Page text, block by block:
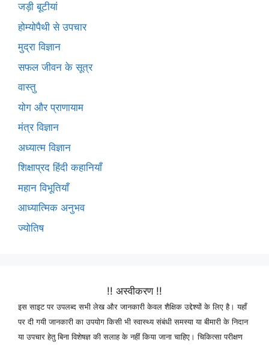
जड़ी बूटीयां
होम्योपैथी से उपचार
मुद्रा विज्ञान
सफल जीवन के सूत्र
वास्तु
योग और प्राणायाम
मंत्र विज्ञान
अध्यात्म विज्ञान
शिक्षाप्रद हिंदी कहानियाँ
महान विभूतियाँ
आध्यात्मिक अनुभव
ज्योतिष
!! अस्वीकरण !!
इस साइट पर उपलब्द सभी लेख और जानकारी केवल शैक्षिक उद्देश्यों के लिए है। यहाँ
पर दी गयी जानकारी का उपयोग किसी भी स्वास्थ्य संबंधी समस्या या बीमारी के निदान
या उपचार हेतु बिना विशेषज्ञ की सलाह के नहीं किया जाना चाहिए। चिकित्सा परीक्षण